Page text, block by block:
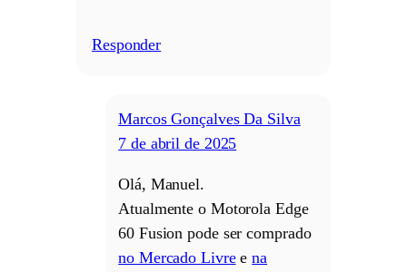
Responder
Marcos Gonçalves Da Silva
7 de abril de 2025
Olá, Manuel.
Atualmente o Motorola Edge
60 Fusion pode ser comprado
no Mercado Livreena